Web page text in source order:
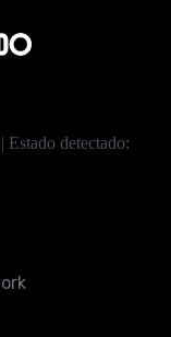
| Estado detectado: